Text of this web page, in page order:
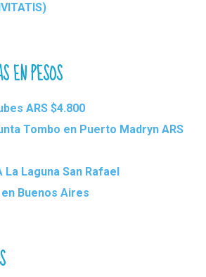
EN PESOS
ARS $4.800
Tombo en Puerto Madryn ARS
La Laguna San Rafael
Buenos Aires